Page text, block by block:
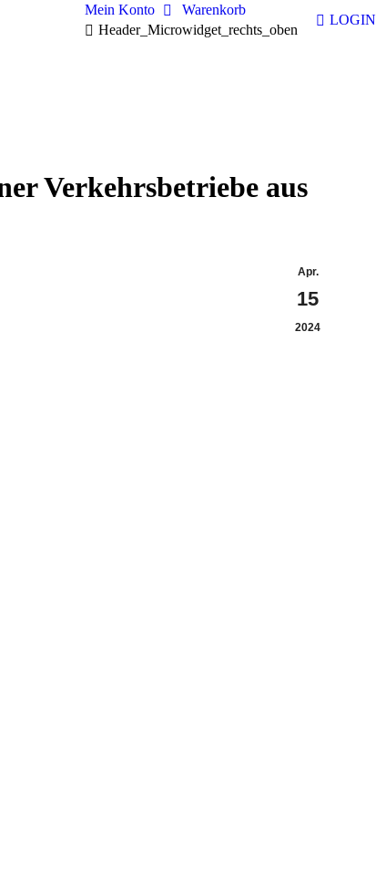
Mein Konto
Warenkorb
Header_Microwidget_rechts_oben
LOGIN
Verkehrsbetriebe aus
Apr.
15
2024